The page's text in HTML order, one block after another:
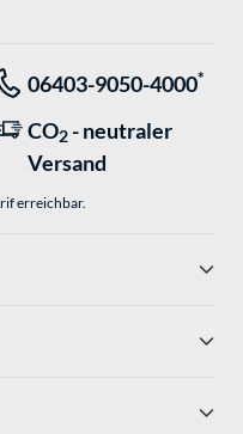
06403-9050-4000*
CO2 - neutraler
Versand
erreichbar.